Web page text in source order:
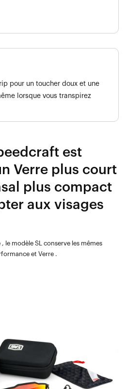
pour un toucher doux et une
lorsque vous transpirez
est
Verre plus court
plus compact
aux visages
le modèle SL conserve les mêmes
et Verre .